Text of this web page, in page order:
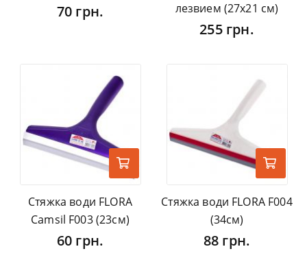
70 грн.
лезвием (27x21 см)
255 грн.
Стяжка води FLORA
Сamsil F003 (23см)
60 грн.
Стяжка води FLORA F004
(34см)
88 грн.